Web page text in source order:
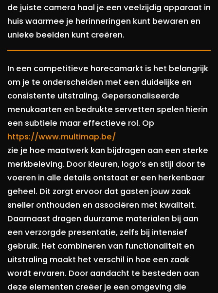
de juiste camera haal je een veelzijdig apparaat in
huis waarmee je herinneringen kunt bewaren en
unieke beelden kunt creëren.
In een competitieve horecamarkt is het belangrijk
om je te onderscheiden met een duidelijke en
consistente uitstraling. Gepersonaliseerde
menukaarten en bedrukte servetten spelen hierin
een subtiele maar effectieve rol. Op
https://www.multimap.be/
zie je hoe maatwerk kan bijdragen aan een sterke
merkbeleving. Door kleuren, logo’s en stijl door te
voeren in alle details ontstaat er een herkenbaar
geheel. Dit zorgt ervoor dat gasten jouw zaak
sneller onthouden en associëren met kwaliteit.
Daarnaast dragen duurzame materialen bij aan
een verzorgde presentatie, zelfs bij intensief
gebruik. Het combineren van functionaliteit en
uitstraling maakt het verschil in hoe een zaak
wordt ervaren. Door aandacht te besteden aan
deze elementen creëer je een omgeving die